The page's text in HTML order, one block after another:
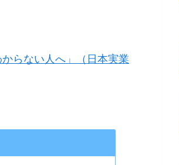
らない人へ」（日本実業